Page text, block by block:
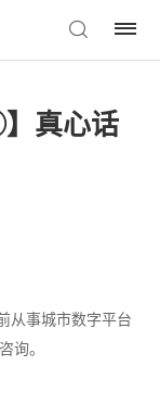
真心话
从事城市数字平台
询。